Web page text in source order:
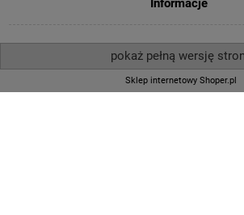
Informacje
pokaż pełną wersję
Sklep internetowy Shoper.pl